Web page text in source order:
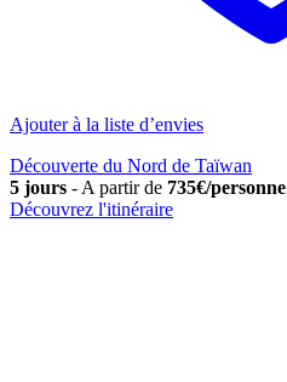
Ajouter à la liste d’envies
Découverte du Nord de Taïwan
5 jours - A partir de 735€/personne
Découvrez l'itinéraire